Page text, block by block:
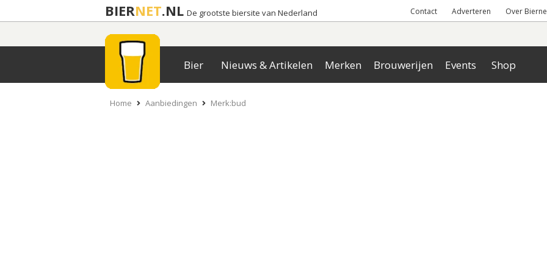
BIERNET.NL De grootste biersite van Nederland Contact Adverteren Over
Bier Nieuws & Artikelen Merken Brouwerijen Events Shop
Home Aanbiedingen Merk:bud